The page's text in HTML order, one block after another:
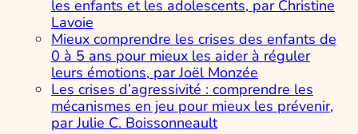
les enfants et les adolescents, par Christine
Lavoie
Mieux comprendre les crises des enfants de
0 à 5 ans pour mieux les aider à réguler
leurs émotions, par Joël Monzée
Les crises d’agressivité : comprendre les
mécanismes en jeu pour mieux les prévenir,
par Julie C. Boissonneault